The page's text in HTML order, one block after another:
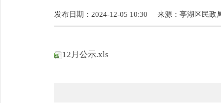
发布日期：2024-12-05 10:30 来源： 亭湖区民政
12月公示.xls